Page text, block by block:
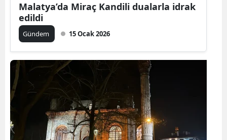
Malatya’da Miraç Kandili dualarla idrak
edildi
Gündem 15 Ocak 2026